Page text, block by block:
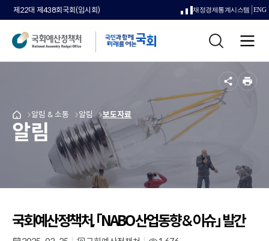
제22대 제438회국회(임시회)
새
으
열
림
재정경제통계시스템 ENG
검
색
전
체
메
뉴
국
회
예
처
인
메
뉴
로
알림 & 소통
메
뉴
로
이
동
알림
메
뉴
로
이
동
보도자료
알림
공
인
국회예산정책처, 「NABO 산업동향 & 이슈」 발간